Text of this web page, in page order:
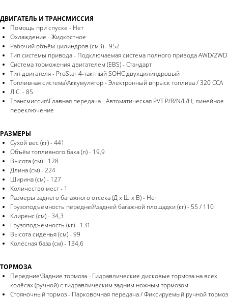
ДВИГАТЕЛЬ И ТРАНСМИССИЯ
Помощь при спуске - Нет
Охлаждение - Жидкостное
Рабочий объём цилиндров (см3) - 952
Тип системы привода - Подключаемая система полного привода AWD/2WD
Система торможения двигателем (EBS) - Стандарт
Тип двигателя - ProStar 4-тактный SOHC двухцилиндровый
Топливная система\Аккумулятор - Электронный впрыск топлива / 320 CCA
Л.С. - 85
Трансмиссия\Главная передача - Автоматическая PVT P/R/N/L/H, линейное
переключение
РАЗМЕРЫ
Сухой вес (кг) - 441
Объём топливного бака (л) - 19,9
Высота (см) - 128
Длина (см) - 224
Ширина (см) - 127
Количество мест - 1
Размеры заднего багажного отсека (Д x Ш x В) - Нет
Грузоподъёмность передней\задней багажной площадки (кг) - 55 / 110
Клиренс (см) - 34,3
Грузоподъёмность (кг) - 131
Высота сиденья (см) - 99
Колёсная база (см) - 134,6
ТОРМОЗА
Передние\Задние тормоза - Гидравлические дисковые тормоза на всех
колёсах (ручной) с гидравлическим задним ножным тормозом
Стояночный тормоз - Парковочная передача / Фиксируемый ручной тормоз